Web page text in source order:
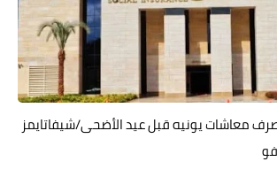
حوادث وقضايا
خدمات
الصحه والجمال
فن المطبخ
معاشات يونيه قبل عيد الأضحى/شيفاتايمز